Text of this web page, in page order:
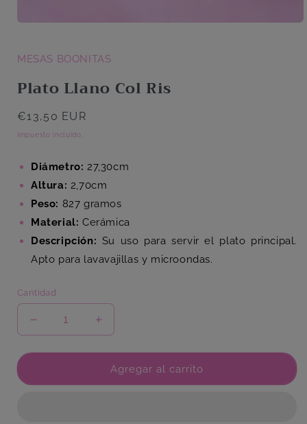
1
ventana
MESAS BOONITAS
Plato Llano Col Ris
Precio
habitual
€13,50 EUR
Impuesto incluido.
Diámetro: 27,30cm
Altura: 2,70cm
Peso: 827 gramos
Material: Cerámica
Descripción: Su uso para servir el plato principal.
Apto para lavavajillas y microondas.
Cantidad
Reducir
cantidad
para
Llano
Aumentar
cantidad
para
Plato
Llano
Agregar al carrito